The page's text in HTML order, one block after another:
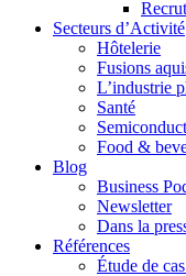
Secteurs d’Activité
Hôtelerie
Fusions
L’industrie
Santé
Food &
Blog
Business
Newsletter
Dans la
Références
Étude de